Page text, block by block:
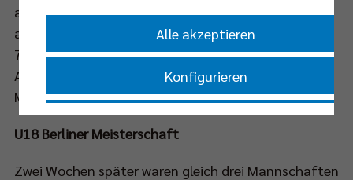
auf dem Programm. Dabei mussten die Kids richtig
auf die Zähne beißen, denn nach dem Frühstück um
7.00 Uhr ging es direkt zum Frühsport. Diese harte
Arbeit in Vorbereitung auf die Berliner
Meisterschaften sollte sich jedoch auszahlen …
U18 Berliner Meisterschaft
Zwei Wochen später waren gleich drei Mannschaften
Alle akzeptieren
Konfigurieren
Nur essenzielle Cookies akzeptieren
Impressum|Datenschutzerklärung